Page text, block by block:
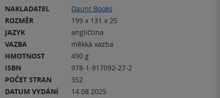
NAKLADATEL
Daunt Books
ROZMĚR
199 x 131 x 25
JAZYK
angličtina
VAZBA
měkká vazba
HMOTNOST
490 g
ISBN
978-1-917092-27-2
POČET STRAN
352
DATUM VYDÁNÍ
14.08.2025